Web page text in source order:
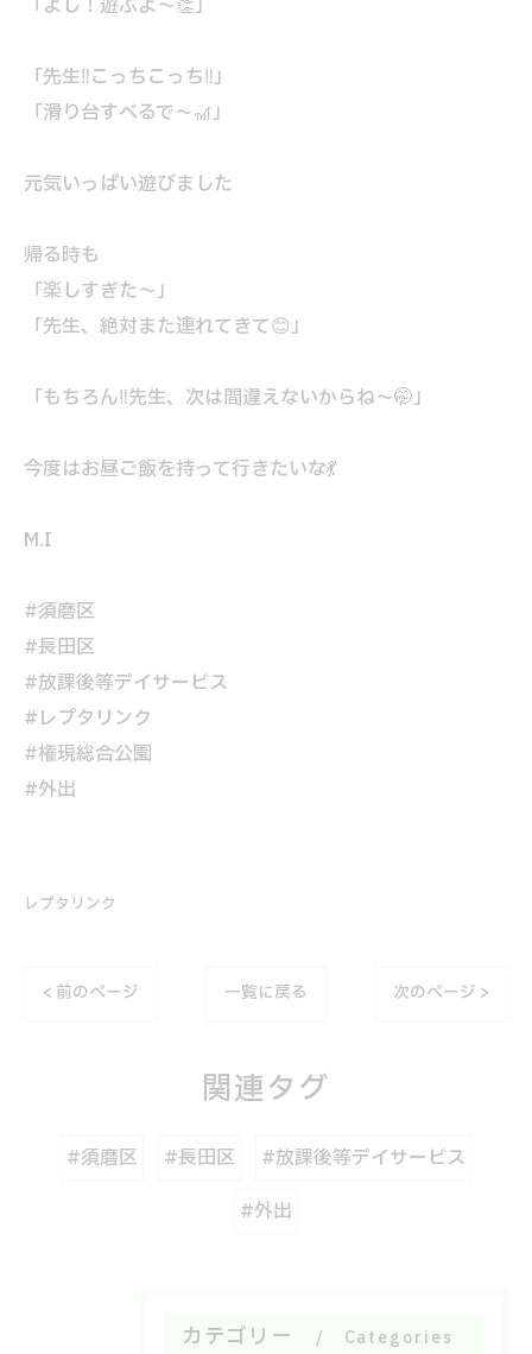
「よし！遊ぶよ～👏」
「先生‼こっちこっち‼」
「滑り台すべるで～🎢」
元気いっぱい遊びました
帰る時も
「楽しすぎた～」
「先生、絶対また連れてきて😊」
「もちろん‼先生、次は間違えないからね～🤭」
今度はお昼ご飯を持って行きたいな💃
M.I
#須磨区
#長田区
#放課後等デイサービス
#レプタリンク
#権現総合公園
#外出
レプタリンク
< 前のページ 一覧に戻る 次のページ >
関連タグ
#須磨区 #長田区
#放課後等デイサービス
#外出
カテゴリー Categories